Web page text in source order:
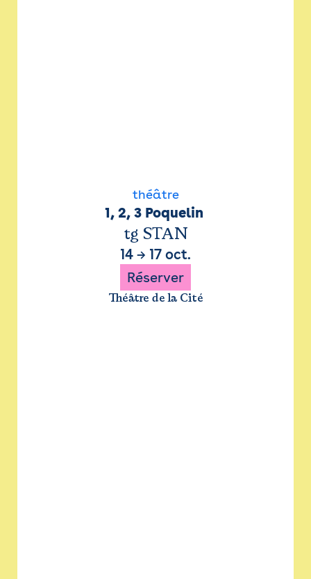
théâtre
1, 2, 3 Poquelin
tg STAN
14 → 17 oct.
Réserver
Théâtre de la Cité